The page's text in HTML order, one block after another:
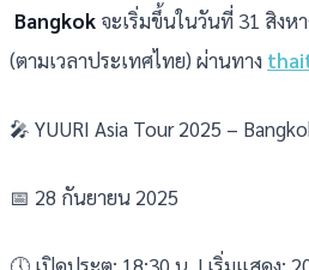
Bangkok จะเริ่มขึ้นในวันที่ 31 สิงห
(ตามเวลาประเทศไทย) ผ่านทาง
🎤 YUURI Asia Tour 2025 –
📅 28 กันยายน 2025